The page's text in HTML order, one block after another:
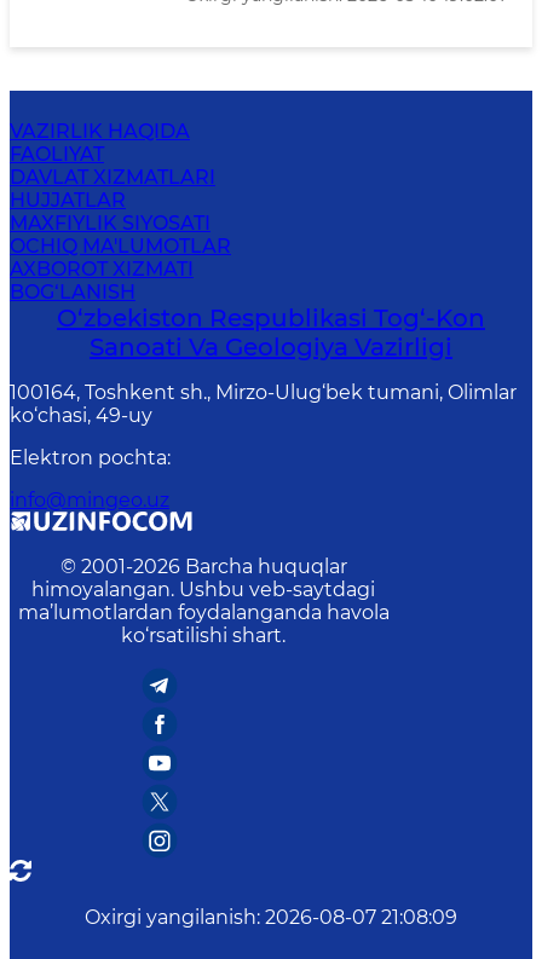
VAZIRLIK HAQIDA
FAOLIYAT
DAVLAT XIZMATLARI
HUJJATLAR
MAXFIYLIK SIYOSATI
OCHIQ MA'LUMOTLAR
AXBOROT XIZMATI
BOG‘LANISH
O‘zbekiston Respublikasi Tog‘-Kon
Sanoati Va Geologiya Vazirligi
100164, Toshkent sh., Mirzo-Ulug‘bek tumani, Olimlar
ko‘chasi, 49-uy
Elektron pochta:
info@mingeo.uz
© 2001-2026 Barcha huquqlar
himoyalangan. Ushbu veb-saytdagi
ma’lumotlardan foydalanganda havola
ko‘rsatilishi shart.
Oxirgi yangilanish: 2026-08-07 21:08:09